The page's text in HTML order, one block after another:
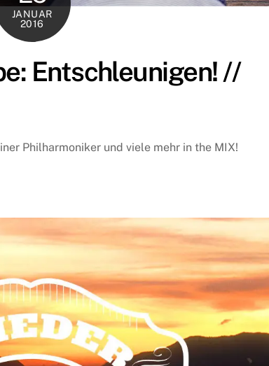
JANUAR
2016
Entschleunigen! //
Philharmoniker und viele mehr in the MIX!